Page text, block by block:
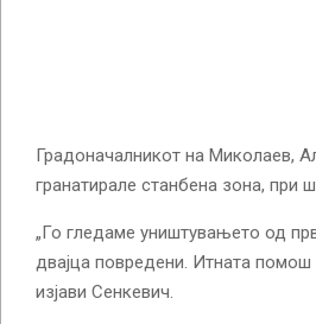
Градоначалникот на Миколаев,
гранатирале станбена зона, при
„Го гледаме уништувањето од
двајца повредени. Итната
изјави Сенкевич.